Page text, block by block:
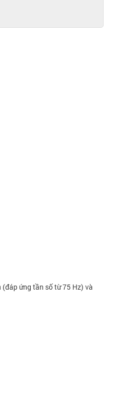
ứng tần số từ 75 Hz) và